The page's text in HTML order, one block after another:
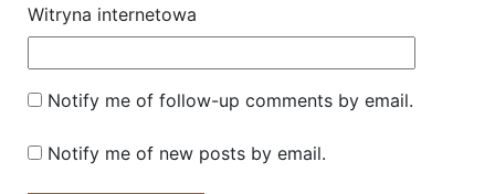
Witryna internetowa
Notify me of follow-up comments by email.
Notify me of new posts by email.